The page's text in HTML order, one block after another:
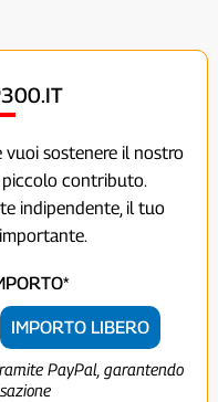
sostenere il nostro
piccolo contributo.
indipendente, il tuo
IMPORTO LIBERO
PayPal, garantendo